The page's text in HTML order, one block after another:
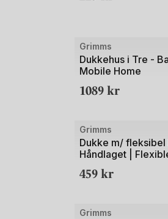
Bilde
av
Grimms
Dukkehus i Tre -
Mobile Home
1089kr
Bilde
av
Grimms
Dukke m/
Håndlaget |
459kr
Bilde
Grimms